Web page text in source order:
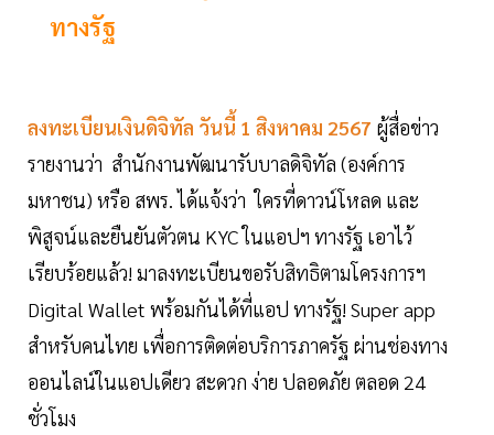
ทางรัฐ
ลงทะเบียนเงินดิจิทัล วันนี้ 1 สิงหาคม 2567 ผู้สื่อข่าว
รายงานว่า สำนักงานพัฒนารับบาลดิจิทัล (องค์การ
มหาชน) หรือ สพร. ได้แจ้งว่า ใครที่ดาวน์โหลด และ
พิสูจน์และยืนยันตัวตน KYC ในแอปฯ ทางรัฐ เอาไว้
เรียบร้อยแล้ว! มาลงทะเบียนขอรับสิทธิตามโครงการฯ
Digital Wallet พร้อมกันได้ที่แอป ทางรัฐ! Super app
สำหรับคนไทย เพื่อการติดต่อบริการภาครัฐ ผ่านช่องทาง
ออนไลน์ในแอปเดียว สะดวก ง่าย ปลอดภัย ตลอด 24
ชั่วโมง